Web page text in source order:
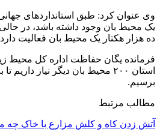
وی عنوان کرد: طبق استانداردهای جهانی
یک محیط بان وجود داشته باشد، در
ده هزار هکتار یک محیط بان فعالیت
فرمانده یگان حفاظت اداره کل محیط
استان ۲۰۰ محیط بان دیگر نیاز
برسیم.
مطالب مرتبط
آتش زدن کاه و کلش مزارع با خاک چه